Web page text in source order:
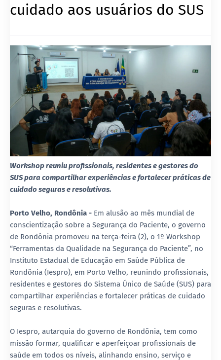
cuidado aos usuários do SUS
Workshop reuniu profissionais, residentes e gestores do
SUS para compartilhar experiências e fortalecer práticas de
cuidado seguras e resolutivas.
Porto Velho, Rondônia - Em alusão ao mês mundial de
conscientização sobre a Segurança do Paciente, o governo
de Rondônia promoveu na terça-feira (2), o 1º Workshop
“Ferramentas da Qualidade na Segurança do Paciente”, no
Instituto Estadual de Educação em Saúde Pública de
Rondônia (Iespro), em Porto Velho, reunindo profissionais,
residentes e gestores do Sistema Único de Saúde (SUS) para
compartilhar experiências e fortalecer práticas de cuidado
seguras e resolutivas.
O Iespro, autarquia do governo de Rondônia, tem como
missão formar, qualificar e aperfeiçoar profissionais de
saúde em todos os níveis, alinhando ensino, serviço e